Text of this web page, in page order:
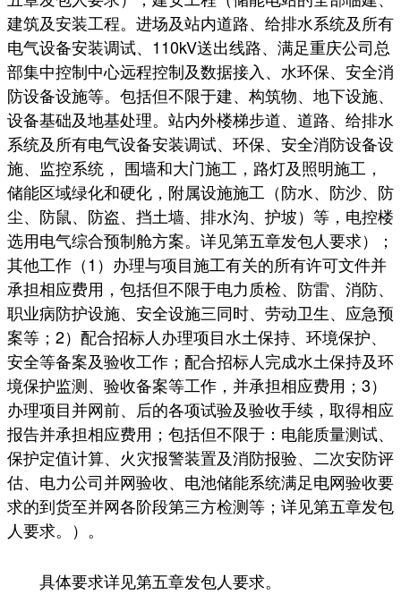
建筑及安装工程。进场及站内道路、给排水系统及所有
电气设备安装调试、110kV送出线路、满足重庆公司总
部集中控制中心远程控制及数据接入、水环保、安全消
防设备设施等。包括但不限于建、构筑物、地下设施、
设备基础及地基处理。站内外楼梯步道、道路、给排水
系统及所有电气设备安装调试、环保、安全消防设备设
施、监控系统， 围墙和大门施工，路灯及照明施工，
储能区域绿化和硬化，附属设施施工（防水、防沙、防
尘、防鼠、防盗、挡土墙、排水沟、护坡）等，电控楼
选用电气综合预制舱方案。详见第五章发包人要求）；
其他工作（1）办理与项目施工有关的所有许可文件并
承担相应费用，包括但不限于电力质检、防雷、消防、
职业病防护设施、安全设施三同时、劳动卫生、应急预
案等；2）配合招标人办理项目水土保持、环境保护、
安全等备案及验收工作；配合招标人完成水土保持及环
境保护监测、验收备案等工作，并承担相应费用；3）
办理项目并网前、后的各项试验及验收手续，取得相应
报告并承担相应费用；包括但不限于：电能质量测试、
保护定值计算、火灾报警装置及消防报验、二次安防评
估、电力公司并网验收、电池储能系统满足电网验收要
求的到货至并网各阶段第三方检测等；详见第五章发包
人要求。）。
具体要求详见第五章发包人要求。